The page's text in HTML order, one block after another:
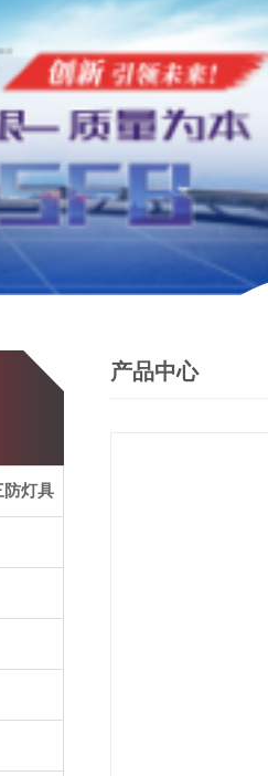
防灯具
产品中心